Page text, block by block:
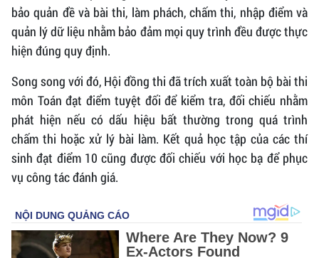
bảo quản đề và bài thi, làm phách, chấm thi, nhập điểm và
quản lý dữ liệu nhằm bảo đảm mọi quy trình đều được thực
hiện đúng quy định.
Song song với đó, Hội đồng thi đã trích xuất toàn bộ bài thi
môn Toán đạt điểm tuyệt đối để kiểm tra, đối chiếu nhằm
phát hiện nếu có dấu hiệu bất thường trong quá trình
chấm thi hoặc xử lý bài làm. Kết quả học tập của các thí
sinh đạt điểm 10 cũng được đối chiếu với học bạ để phục
vụ công tác đánh giá.